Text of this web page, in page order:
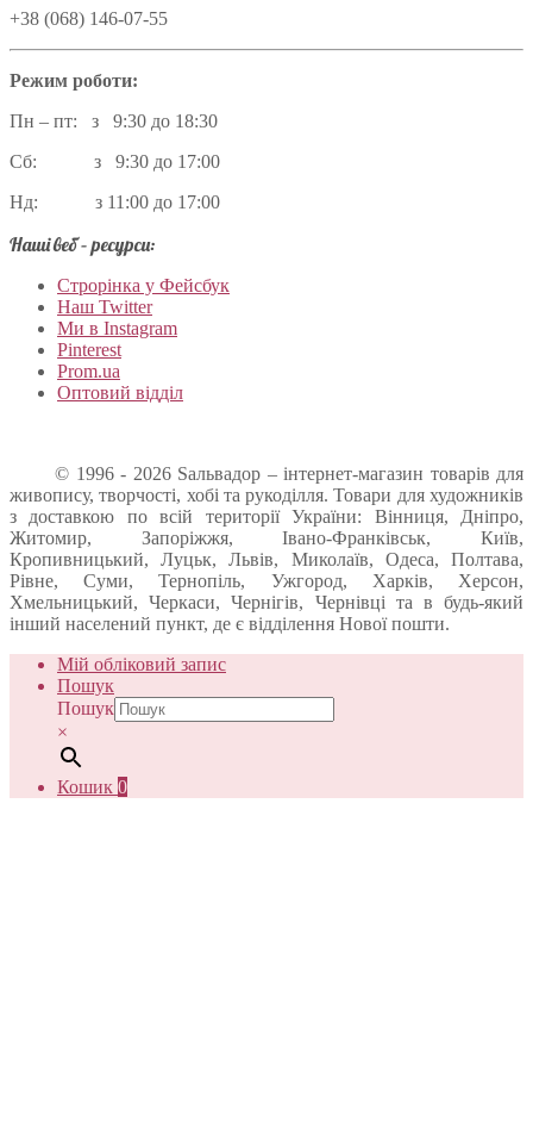
+38 (068) 146-07-55
Режим роботи:
Пн – пт: з 9:30 до 18:30
Сб: з 9:30 до 17:00
Нд: з 11:00 до 17:00
Наші веб – ресурси:
Строрінка у Фейсбук
Наш Twitter
Ми в Instagram
Pinterest
Prom.ua
Оптовий відділ
© 1996 - 2026 Sальвадор – інтернет-магазин товарів для
живопису, творчості, хобі та рукоділля. Товари для художників
з доставкою по всій території України: Вінниця, Дніпро,
Житомир, Запоріжжя, Івано-Франківськ, Київ,
Кропивницький, Луцьк, Львів, Миколаїв, Одеса, Полтава,
Рівне, Суми, Тернопіль, Ужгород, Харків, Херсон,
Хмельницький, Черкаси, Чернігів, Чернівці та в будь-який
інший населений пункт, де є відділення Нової пошти.
Мій обліковий запис
Пошук
Пошук
×
Кошик 0